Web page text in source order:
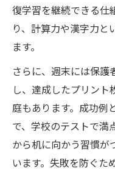
復学習を継続できる仕
り、計算力や漢字力と
ます。
さらに、週末には保護
し、達成したプリン
庭もあります。成功例
で、学校のテストで満
から机に向かう習慣が
います。失敗を防ぐた